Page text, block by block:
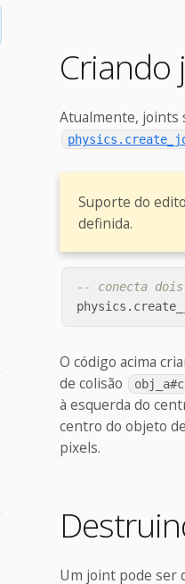
Criando
Atualmente, joints
Suporte do
definida.
-- conecta
physics .
O código acima
de colisão
à esquerda do
centro do objeto
pixels.
Um joint pode ser